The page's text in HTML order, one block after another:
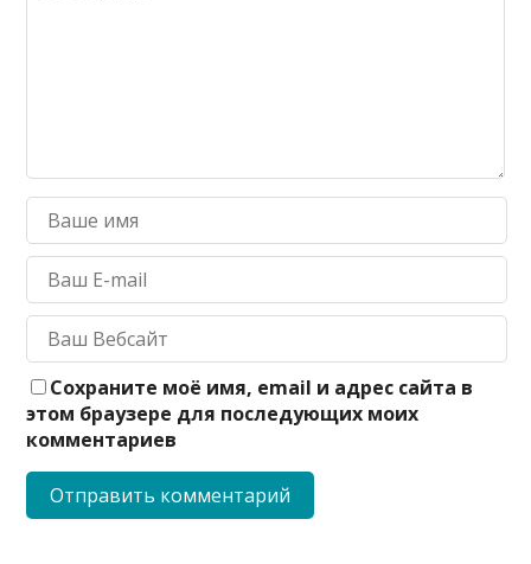
Сохраните моё имя, email и адрес сайта в
этом браузере для последующих моих
комментариев